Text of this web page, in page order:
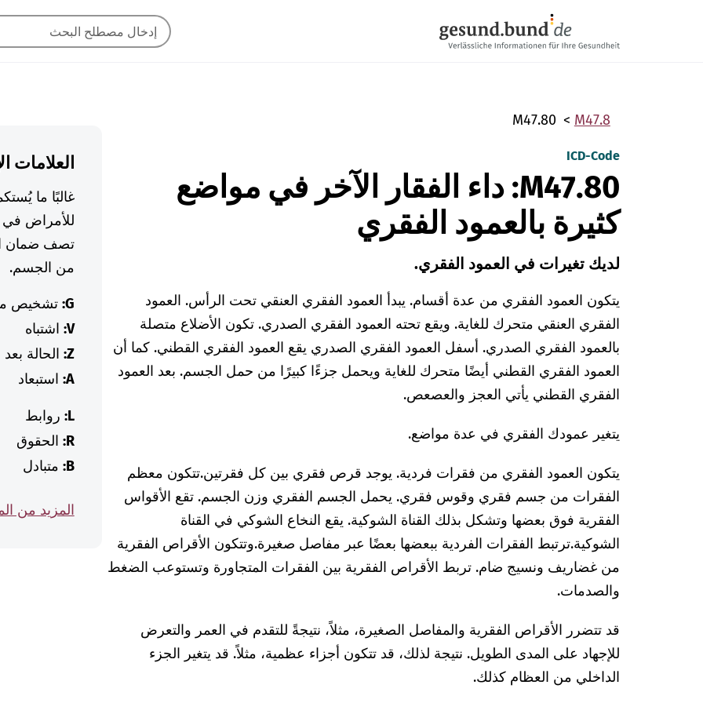
M47.8
M47.80
ICD-Code
M47.80: داء الفقار الآخر في مواضع
كثيرة بالعمود الفقري
لديك تغيرات في العمود الفقري.
يتكون العمود الفقري من عدة أقسام. يبدأ العمود الفقري العنقي تحت الرأس. العمود
الفقري العنقي متحرك للغاية. ويقع تحته العمود الفقري الصدري. تكون الأضلاع متصلة
بالعمود الفقري الصدري. أسفل العمود الفقري الصدري يقع العمود الفقري القطني. كما أن
العمود الفقري القطني أيضًا متحرك للغاية ويحمل جزءًا كبيرًا من حمل الجسم. بعد العمود
الفقري القطني يأتي العجز والعصعص.
يتغير عمودك الفقري في عدة مواضع.
يتكون العمود الفقري من فقرات فردية. يوجد قرص فقري بين كل فقرتين.تتكون معظم
الفقرات من جسم فقري وقوس فقري. يحمل الجسم الفقري وزن الجسم. تقع الأقواس
الفقرية فوق بعضها وتشكل بذلك القناة الشوكية. يقع النخاع الشوكي في القناة
الشوكية.ترتبط الفقرات الفردية ببعضها بعضًا عبر مفاصل صغيرة.وتتكون الأقراص الفقرية
من غضاريف ونسيج ضام. تربط الأقراص الفقرية بين الفقرات المتجاورة وتستوعب الضغط
والصدمات.
قد تتضرر الأقراص الفقرية والمفاصل الصغيرة، مثلاً، نتيجةً للتقدم في العمر والتعرض
للإجهاد على المدى الطويل. نتيجة لذلك، قد تتكون أجزاء عظمية، مثلاً. قد يتغير الجزء
الداخلي من العظام كذلك.
العلامات
غالبًا ما
للأمراض في
تصف ضمان
من الجسم.
G: تشخيص
V: اشتباه
Z: الحالة بعد
A: استبعاد
L: روابط
R: الحقوق
B: متبادل
المزيد من